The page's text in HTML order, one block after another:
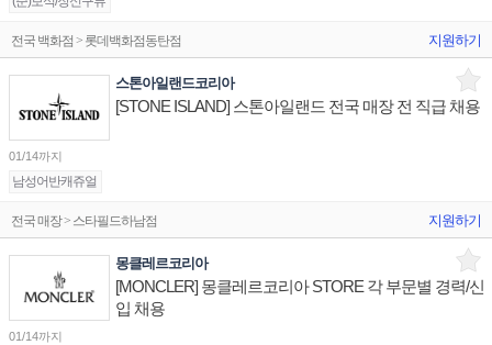
전국 백화점 > 롯데백화점동탄점 지원하기
스톤아일랜드코리아
[STONE ISLAND] 스톤아일랜드 전국 매장 전 직급 채용
01/14까지
남성어반캐쥬얼
전국 매장 > 스타필드하남점 지원하기
몽클레르코리아
[MONCLER] 몽클레르코리아 STORE 각 부문별 경력/신
입 채용
01/14까지